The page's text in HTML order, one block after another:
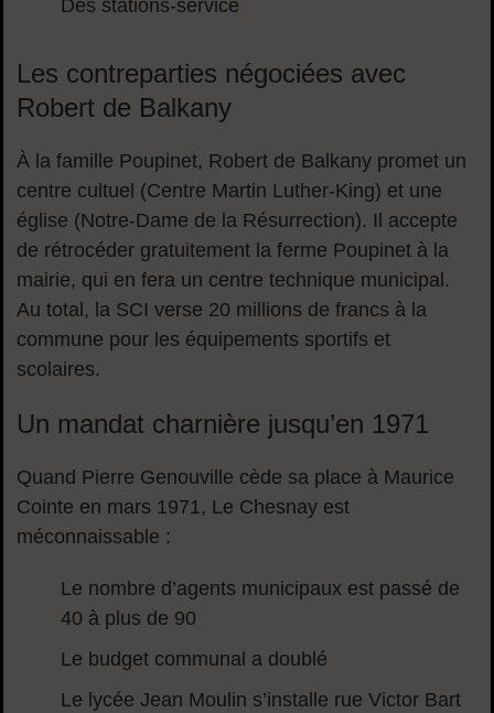
Des stations-service
Les contreparties négociées avec
Robert de Balkany
À la famille Poupinet, Robert de Balkany promet un
centre cultuel (Centre Martin Luther-King) et une
église (Notre-Dame de la Résurrection). Il accepte
de rétrocéder gratuitement la ferme Poupinet à la
mairie, qui en fera un centre technique municipal.
Au total, la SCI verse 20 millions de francs à la
commune pour les équipements sportifs et
scolaires.
Un mandat charnière jusqu’en 1971
Quand Pierre Genouville cède sa place à Maurice
Cointe en mars 1971, Le Chesnay est
méconnaissable :
Le nombre d’agents municipaux est passé de
40 à plus de 90
Le budget communal a doublé
Le lycée Jean Moulin s’installe rue Victor Bart